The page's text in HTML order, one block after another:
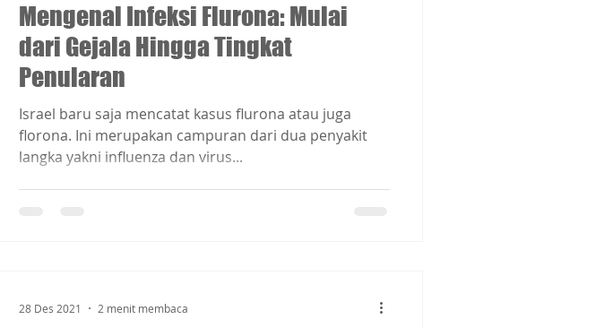
Mengenal Infeksi Flurona: Mulai
dari Gejala Hingga Tingkat
Penularan
Israel baru saja mencatat kasus flurona atau juga
florona. Ini merupakan campuran dari dua penyakit
langka yakni influenza dan virus...
28 Des 2021 2 menit membaca